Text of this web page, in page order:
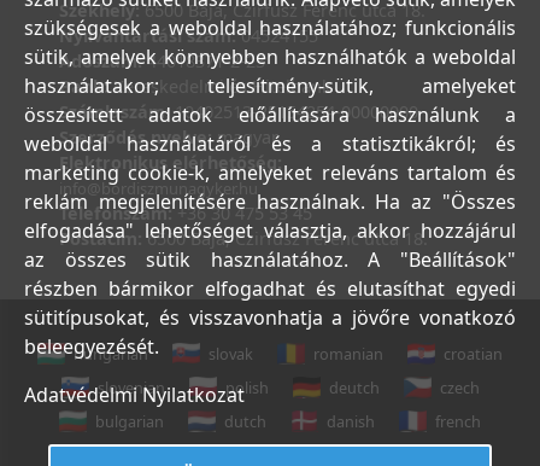
Székhely:6500 Baja, Czirfusz Ferenc utca 18.
Nyilvántartási szám:04524155
Adószám:44018371-2-23
Bank:Kereskedelmi és Hitelbank
Számlaszám:10402513-25154254-00000000
Szerződés nyelve:magyar
Elektronikus elérhetőség:
info@bordiszmunagyker.hu
Telefonszám: +36 30 475 53 45
Postacím:6500 Baja, Czirfusz Ferenc utca 18.
hungarian slovak romanian
croatian
slovenian
polish deutch
czech
bulgarian
dutch danish
french
szükségesek a weboldal használatához; funkcionális
sütik, amelyek könnyebben használhatók a weboldal
használatakor; teljesítmény-sütik, amelyeket
összesített adatok előállítására használunk a
weboldal használatáról és a statisztikákról; és
marketing cookie-k, amelyeket releváns tartalom és
reklám megjelenítésére használnak. Ha az "Összes
elfogadása" lehetőséget választja, akkor hozzájárul
az összes sütik használatához. A "Beállítások"
részben bármikor elfogadhat és elutasíthat egyedi
sütitípusokat, és visszavonhatja a jövőre vonatkozó
beleegyezését.
Adatvédelmi Nyilatkozat